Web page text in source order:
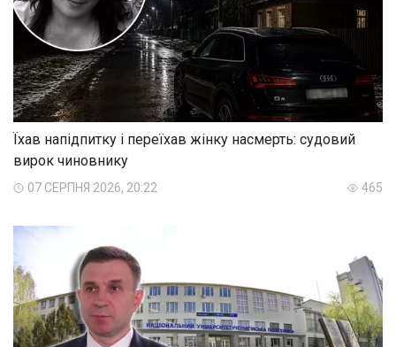
Їхав напідпитку і переїхав жінку насмерть: судовий
вирок чиновнику
07 СЕРПНЯ 2026, 20:22 465